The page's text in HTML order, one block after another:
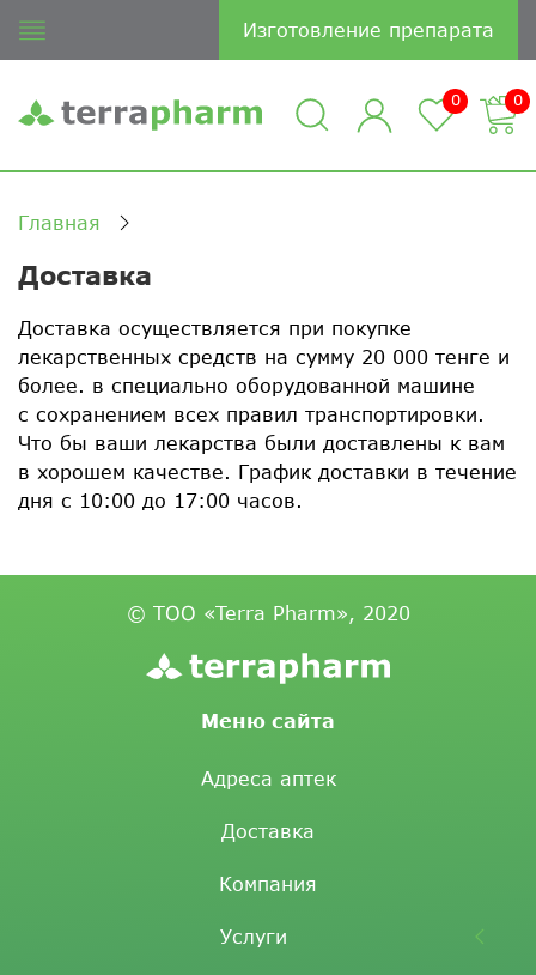
Изготовление препарата
0 0
Главная
Доставка
Доставка осуществляется при покупке
лекарственных средств на сумму 20 000 тенге и
более. в специально оборудованной машине
с сохранением всех правил транспортировки.
Что бы ваши лекарства были доставлены к вам
в хорошем качестве. График доставки в течение
дня с 10:00 до 17:00 часов.
© ТОО «Terra Pharm», 2020
Меню сайта
Адреса аптек
Доставка
Компания
Услуги